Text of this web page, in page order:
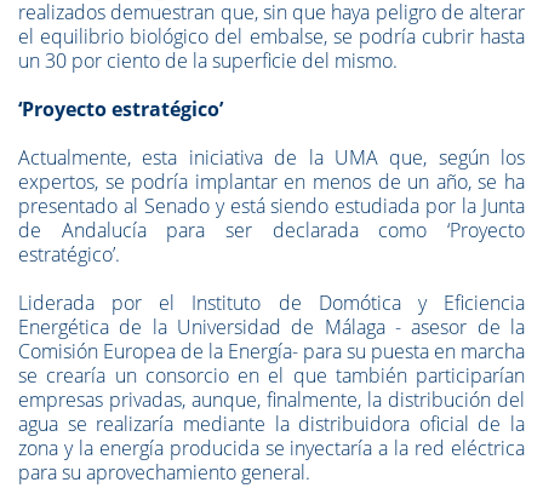
realizados demuestran que, sin que haya peligro de alterar
el equilibrio biológico del embalse, se podría cubrir hasta
un 30 por ciento de la superficie del mismo.
‘Proyecto estratégico’
Actualmente, esta iniciativa de la UMA que, según los
expertos, se podría implantar en menos de un año, se ha
presentado al Senado y está siendo estudiada por la Junta
de Andalucía para ser declarada como ‘Proyecto
estratégico’.
Liderada por el Instituto de Domótica y Eficiencia
Energética de la Universidad de Málaga - asesor de la
Comisión Europea de la Energía- para su puesta en marcha
se crearía un consorcio en el que también participarían
empresas privadas, aunque, finalmente, la distribución del
agua se realizaría mediante la distribuidora oficial de la
zona y la energía producida se inyectaría a la red eléctrica
para su aprovechamiento general.